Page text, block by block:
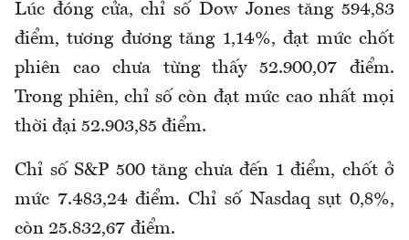
Lúc đóng cửa, chỉ số Dow Jones tăng 594,83
điểm, tương đương tăng 1,14%, đạt mức chốt
phiên cao chưa từng thấy 52.900,07 điểm.
Trong phiên, chỉ số còn đạt mức cao nhất mọi
thời đại 52.903,85 điểm.
Chỉ số S&P 500 tăng chưa đến 1 điểm, chốt ở
mức 7.483,24 điểm. Chỉ số Nasdaq sụt 0,8%,
còn 25.832,67 điểm.